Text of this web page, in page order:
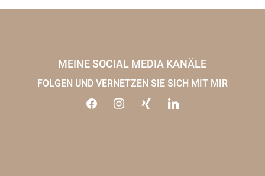
MEINE SOCIAL MEDIA KANÄLE
FOLGEN UND VERNETZEN SIE SICH MIT MIR
FACEBOOKINSTAGRAM
XING LINKEDIN